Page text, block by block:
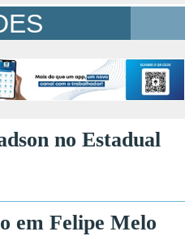
no Estadual
em Felipe Melo